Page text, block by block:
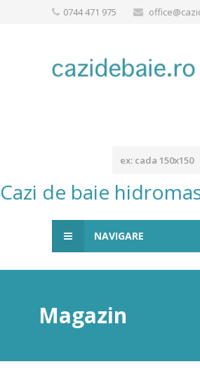
0744 471 975
Cazi de baie
NAVIGARE
Magazin